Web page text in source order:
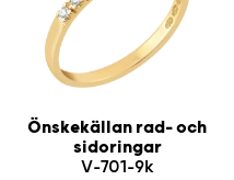
Önskekällan rad- och
sidoringar
V-701-9k